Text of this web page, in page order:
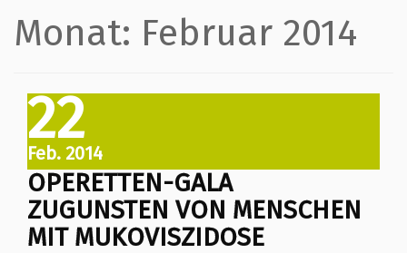
Monat: Februar 2014
22
Feb. 2014
OPERETTEN-GALA
ZUGUNSTEN VON MENSCHEN
MIT MUKOVISZIDOSE